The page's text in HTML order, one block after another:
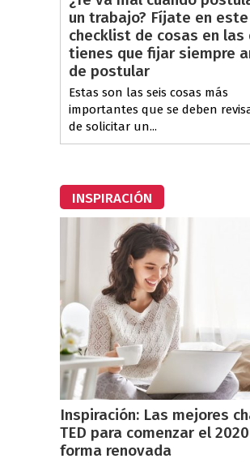
un trabajo? Fíjate en este
checklist de cosas en las
tienes que fijar siempre
de postular
Estas son las seis cosas más
importantes que se deben
de solicitar un...
INSPIRACIÓN
Inspiración: Las mejores
TED para comenzar el
forma renovada